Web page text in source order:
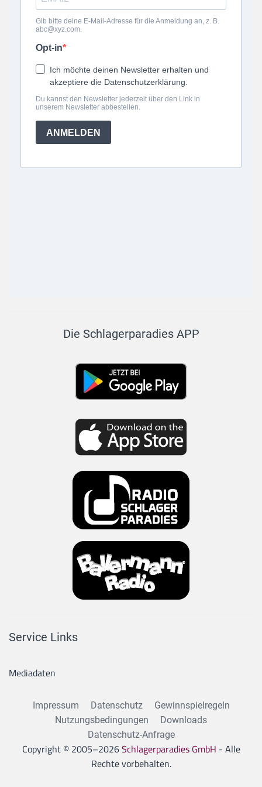
Die Schlagerparadies APP
Service Links
Mediadaten
Impressum Datenschutz
Gewinnspielregeln
Nutzungsbedingungen
Downloads
Datenschutz-Anfrage
Copyright © 2005–2026Schlagerparadies GmbH - Alle
Rechte vorbehalten.